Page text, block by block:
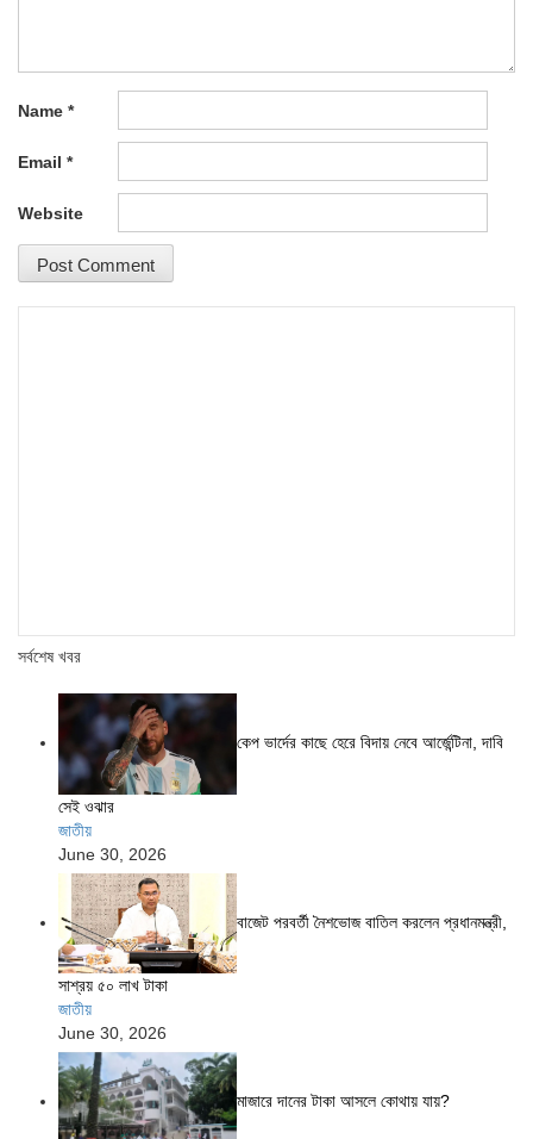
Name *
Email *
Website
সর্বশেষ খবর
কেপ ভার্দের কাছে হেরে বিদায় নেবে আর্জেন্টিনা, দাবি
সেই ওঝার
জাতীয়
June 30, 2026
বাজেট পরবর্তী নৈশভোজ বাতিল করলেন প্রধানমন্ত্রী,
সাশ্রয় ৫০ লাখ টাকা
জাতীয়
June 30, 2026
মাজারে দানের টাকা আসলে কোথায় যায়?